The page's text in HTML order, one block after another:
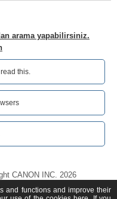
arama yapabilirsiniz.
this.‎
CANON INC. 2026
and functions and improve their